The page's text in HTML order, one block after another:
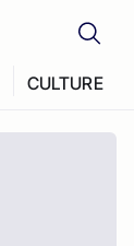
CULTURE